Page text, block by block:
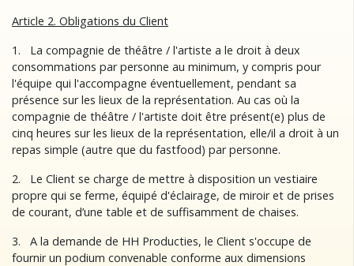
Article 2. Obligations du Client
1. La compagnie de théâtre / l'artiste a le droit à deux
consommations par personne au minimum, y compris pour
l'équipe qui l'accompagne éventuellement, pendant sa
présence sur les lieux de la représentation. Au cas où la
compagnie de théâtre / l'artiste doit être présent(e) plus de
cinq heures sur les lieux de la représentation, elle/il a droit à un
repas simple (autre que du fastfood) par personne.
2. Le Client se charge de mettre à disposition un vestiaire
propre qui se ferme, équipé d'éclairage, de miroir et de prises
de courant, d’une table et de suffisamment de chaises.
3. A la demande de HH Producties, le Client s'occupe de
fournir un podium convenable conforme aux dimensions